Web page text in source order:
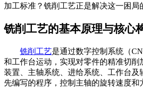
加工标准？铣削工艺正是解决这一困局
铣削工艺的基本原理与核心
铣削工艺是通过数字控制系统（
和工作台运动，实现对零件的精准切削
装置、主轴系统、进给系统、工作台及
先编写的程序，控制主轴的旋转速度和